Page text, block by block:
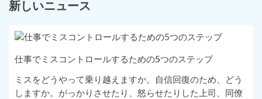
新しいニュース
仕事でミスコントロールするための5つのステップ
ミスをどうやって乗り越えますか。自信回復のため、どう
しますか。がっかりさせたり、怒らせたりした上司、同僚